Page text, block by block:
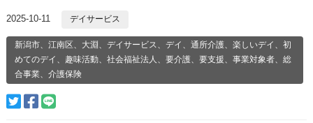
2025-10-11 デイサービス
新潟市、江南区、大淵、デイサービス、デイ、通所介護、楽しいデイ、初
めてのデイ、趣味活動、社会福祉法人、要介護、要支援、事業対象者、総
合事業、介護保険